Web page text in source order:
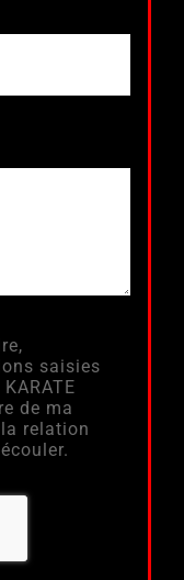
saisies
de ma
relation